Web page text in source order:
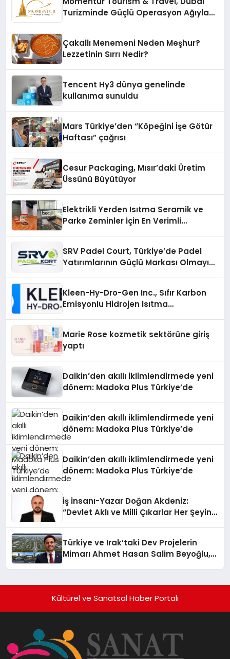
Turizminde Güçlü Operasyon Ağıyla
Çakallı Menemeni Neden Meşhur?
Lezzetinin Sırrı Nedir?
Tencent Hy3 dünya genelinde
kullanıma sunuldu
Mars Türkiye’den “Köpeğini İşe Götür
Haftası” çağrısı
Cesur Packaging, Mısır’daki Üretim
Üssünü Büyütüyor
Elektrikli Yerden Isıtma Seramik ve
Parke Zeminler İçin En Verimli
SRV Padel Court, Türkiye’de Padel
Yatırımlarının Güçlü Markası Olmayı
Kleen-Hy-Dro-Gen Inc., Sıfır Karbon
Emisyonlu Hidrojen Isıtma
Marie Rose kozmetik sektörüne giriş
yaptı
Daikin’den akıllı iklimlendirmede yeni
dönem: Madoka Plus Türkiye’de
Daikin’den akıllı iklimlendirmede yeni
dönem: Madoka Plus Türkiye’de
Daikin’den akıllı iklimlendirmede yeni
dönem: Madoka Plus Türkiye’de
İş İnsanı-Yazar Doğan Akdeniz:
“Devlet Aklı ve Milli Çıkarlar Her Şeyin
Türkiye ve Irak’taki Dev Projelerin
Mimarı Ahmet Hasan Salim Beyoğlu,
Hayata Geçirecek
Kültürel ve Sanatsal Haber Portalı